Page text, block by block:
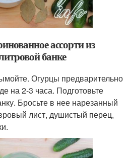
ассорти из
банке
Огурцы предварительно
на 2-3 часа. Подготовьте
Бросьте в нее нарезанный
лист, душистый перец,